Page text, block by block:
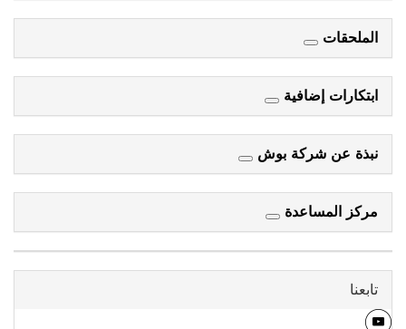
الملحقات
ابتكارات إضافية
نبذة عن شركة بوش
مركز المساعدة
تابعنا